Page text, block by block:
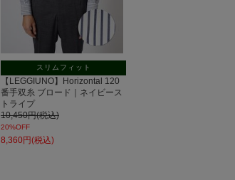
スリムフィット
【LEGGIUNO】Horizontal 120
番手双糸 ブロード｜ネイビース
トライプ
10,450円(税込)
20%OFF
8,360円(税込)